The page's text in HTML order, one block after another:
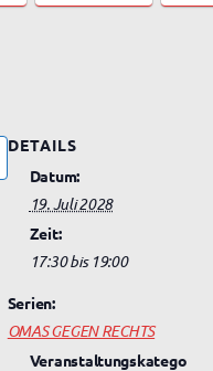
DETAILS
Datum:
19. Juli 2028
Zeit:
17:30 bis 19:00
Serien:
OMAS GEGEN RECHTS
Veranstaltungskatego